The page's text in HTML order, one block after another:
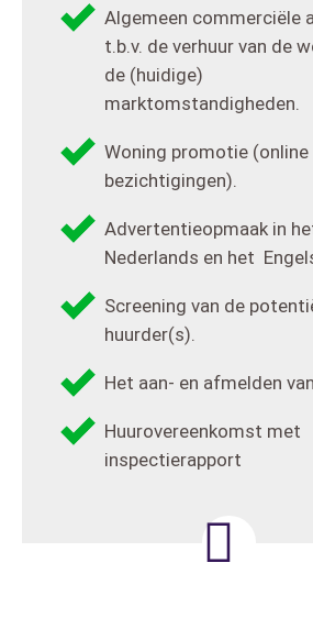
Algemeen commerciële
t.b.v. de verhuur van de
de (huidige)
marktomstandigheden.
Woning promotie (online
bezichtigingen).
Advertentieopmaak in
Nederlands en het
Screening van de
huurder(s).
Het aan- en afmelden
Huurovereenkomst met
inspectierapport